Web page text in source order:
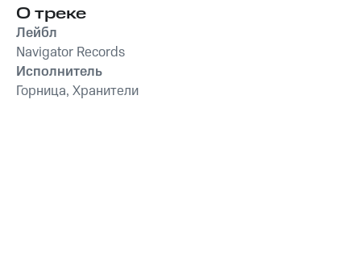
О треке
Лейбл
Navigator Records
Исполнитель
Горница, Хранители